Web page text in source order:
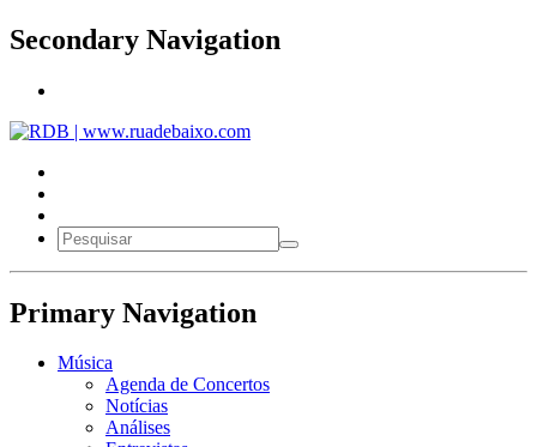
Secondary Navigation
Primary Navigation
Música
Agenda de Concertos
Notícias
Análises